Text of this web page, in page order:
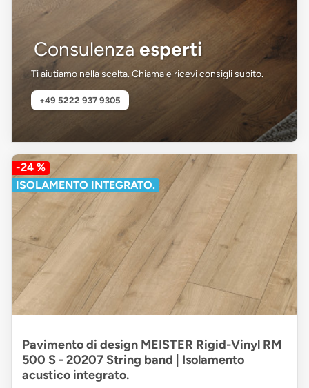
Consulenza esperti
Ti aiutiamo nella scelta. Chiama e ricevi consigli subito.
+49 5222 937 9305
-24 %
ISOLAMENTO INTEGRATO.
Pavimento di design MEISTER Rigid-Vinyl RM
500 S - 20207 String band | Isolamento
acustico integrato.